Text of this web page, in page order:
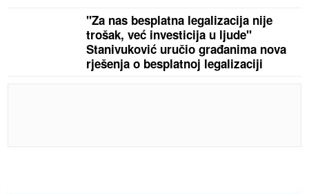
"Za nas besplatna legalizacija nije
trošak, već investicija u ljude"
Stanivuković uručio građanima nova
rješenja o besplatnoj legalizaciji